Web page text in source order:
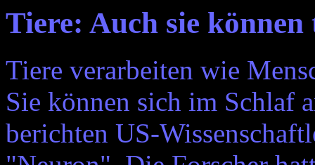
Tiere: Auch sie
Tiere verarbeiten wie
Sie können sich im Schlaf
berichten US-